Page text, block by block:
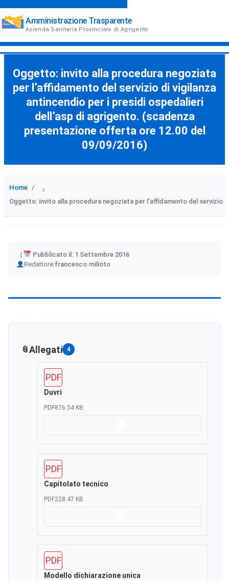
Amministrazione Trasparente
Azienda Sanitaria Provinciale di Agrigento
Oggetto: invito alla procedura negoziata
per l’affidamento del servizio di vigilanza
antincendio per i presidi ospedalieri
dell’asp di agrigento. (scadenza
presentazione offerta ore 12.00 del
09/09/2016)
Home ›
Oggetto: invito alla procedura negoziata per l’affidamento del servizio
Pubblicato il: 1 Settembre 2016
Redattore:
Author francesco.milioto
Allegati 4
PDF
Duvri
PDF876.54 KB
PDF
Capitolato tecnico
PDF228.47 KB
PDF
Modello dichiarazione unica